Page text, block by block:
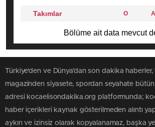
Takımlar O
Bölüme ait data mevcut
Türkiye'den ve Dünya’dan son dakika haberler,
magazinden siyasete, spordan seyahate bütün
adresi kocaelisondakika.org platformunda;
haber içerikleri kaynak gösterilmeden alıntı
aykırı ve izinsiz olarak kopyalanamaz, başka